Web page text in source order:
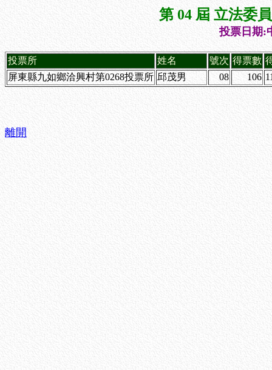
第 04 屆 立法委
投票日期:
投票所 姓名 號次 得票數
屏東縣九如鄉洽興村第0268投票所 邱茂男 08 106
離開